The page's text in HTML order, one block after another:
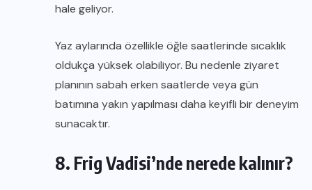
hale geliyor.
Yaz aylarında özellikle öğle saatlerinde sıcaklık
oldukça yüksek olabiliyor. Bu nedenle ziyaret
planının sabah erken saatlerde veya gün
batımına yakın yapılması daha keyifli bir deneyim
sunacaktır.
8. Frig Vadisi’nde nerede kalınır?